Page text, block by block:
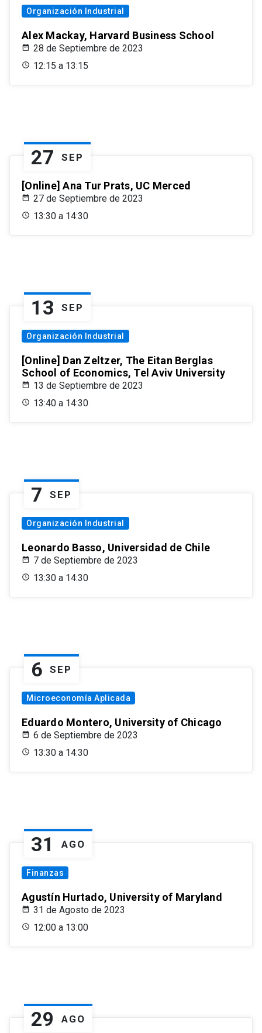
Organización Industrial
Alex Mackay, Harvard Business School
28 de Septiembre de 2023
12:15 a 13:15
27 SEP
[Online] Ana Tur Prats, UC Merced
27 de Septiembre de 2023
13:30 a 14:30
13 SEP
Organización Industrial
[Online] Dan Zeltzer, The Eitan Berglas
School of Economics, Tel Aviv University
13 de Septiembre de 2023
13:40 a 14:30
7 SEP
Organización Industrial
Leonardo Basso, Universidad de Chile
7 de Septiembre de 2023
13:30 a 14:30
6 SEP
Microeconomía Aplicada
Eduardo Montero, University of Chicago
6 de Septiembre de 2023
13:30 a 14:30
31 AGO
Finanzas
Agustín Hurtado, University of Maryland
31 de Agosto de 2023
12:00 a 13:00
29 AGO